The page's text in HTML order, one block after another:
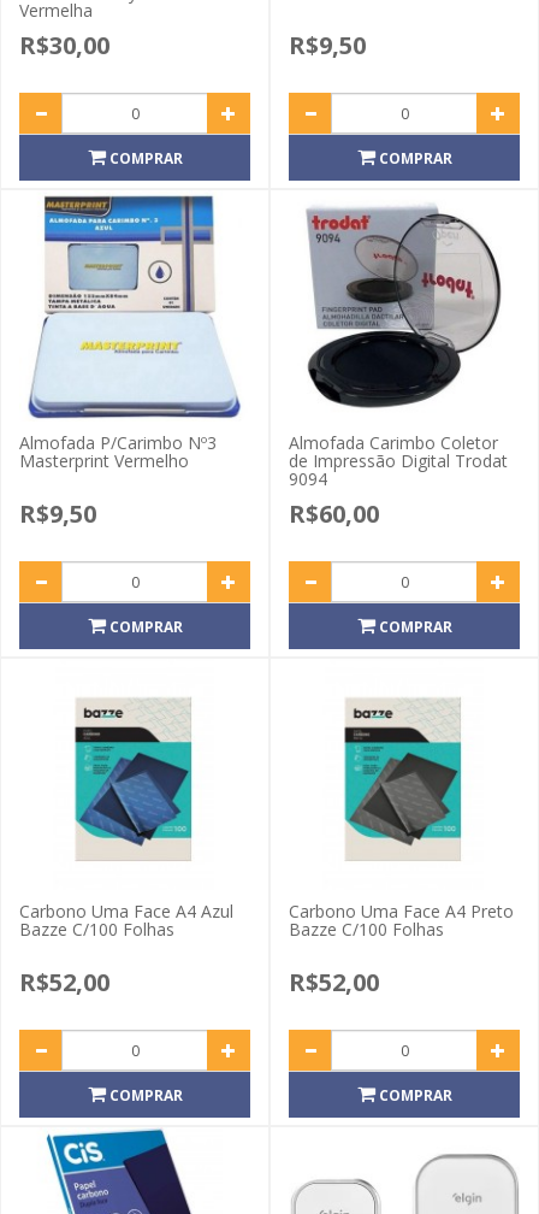
Vermelha
R$30,00
COMPRAR
R$9,50
COMPRAR
Almofada P/Carimbo Nº3
Masterprint Vermelho
R$9,50
COMPRAR
Almofada Carimbo Coletor
de Impressão Digital Trodat
9094
R$60,00
COMPRAR
Carbono Uma Face A4 Azul
Bazze C/100 Folhas
R$52,00
COMPRAR
Carbono Uma Face A4 Preto
Bazze C/100 Folhas
R$52,00
COMPRAR